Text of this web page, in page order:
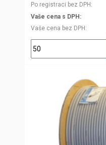
Po registraci bez DPH
Vaše cena s DPH
Vaše cena bez DPH